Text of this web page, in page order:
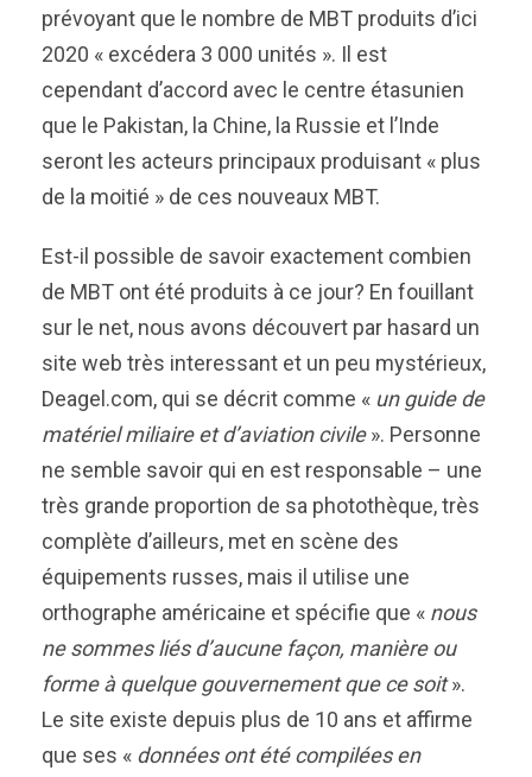
prévoyant que le nombre de MBT produits d’ici
2020 « excédera 3 000 unités ». Il est
cependant d’accord avec le centre étasunien
que le Pakistan, la Chine, la Russie et l’Inde
seront les acteurs principaux produisant « plus
de la moitié » de ces nouveaux MBT.
Est-il possible de savoir exactement combien
de MBT ont été produits à ce jour? En fouillant
sur le net, nous avons découvert par hasard un
site web très interessant et un peu mystérieux,
Deagel.com, qui se décrit comme « un guide de
matériel miliaire et d’aviation civile ». Personne
ne semble savoir qui en est responsable – une
très grande proportion de sa photothèque, très
complète d’ailleurs, met en scène des
équipements russes, mais il utilise une
orthographe américaine et spécifie que « nous
ne sommes liés d’aucune façon, manière ou
forme à quelque gouvernement que ce soit».
Le site existe depuis plus de 10 ans et affirme
que ses « données ont été compilées en